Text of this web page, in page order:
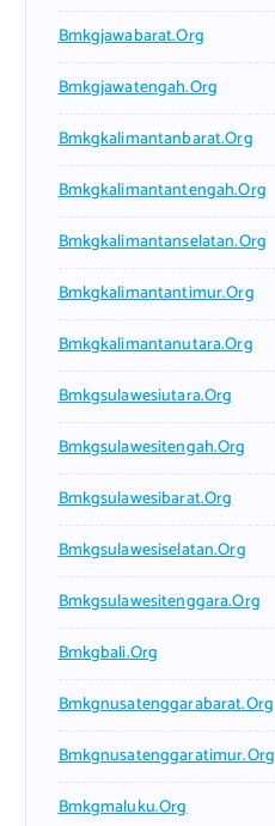
Bmkgjawabarat.org
Bmkgjawatengah.org
Bmkgkalimantanbarat.org
Bmkgkalimantantengah.org
Bmkgkalimantanselatan.org
Bmkgkalimantantimur.org
Bmkgkalimantanutara.org
Bmkgsulawesiutara.org
Bmkgsulawesitengah.org
Bmkgsulawesibarat.org
Bmkgsulawesiselatan.org
Bmkgsulawesitenggara.org
Bmkgbali.org
Bmkgnusatenggarabarat.org
Bmkgnusatenggaratimur.org
Bmkgmaluku.org